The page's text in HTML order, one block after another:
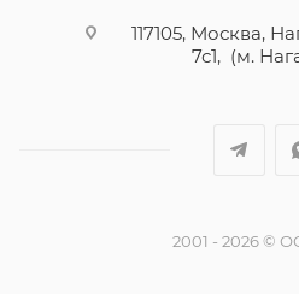
117105, Москва,
7с1, (м.
2001 - 2026 ©